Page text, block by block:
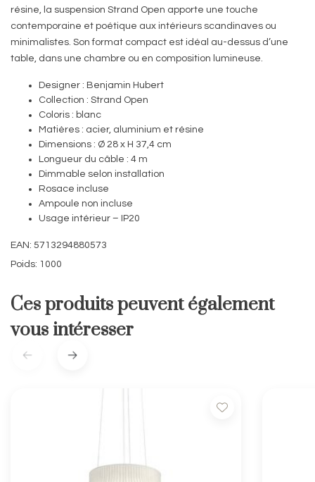
résine, la suspension Strand Open apporte une touche
contemporaine et poétique aux intérieurs scandinaves ou
minimalistes. Son format compact est idéal au-dessus d’une
table, dans une chambre ou en composition lumineuse.
Designer : Benjamin Hubert
Collection : Strand Open
Coloris : blanc
Matières : acier, aluminium et résine
Dimensions : Ø 28 x H 37,4 cm
Longueur du câble : 4 m
Dimmable selon installation
Rosace incluse
Ampoule non incluse
Usage intérieur – IP20
EAN: 5713294880573
Poids: 1000
Ces produits peuvent également
vous intéresser